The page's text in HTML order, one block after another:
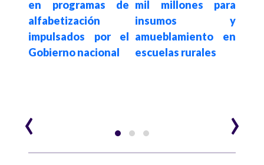
en programas de
alfabetización
impulsados por el
Gobierno nacional
mil millones para
insumos y
amueblamiento en
escuelas rurales
‹ ›